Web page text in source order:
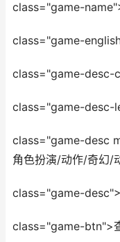
class="game-
class="game-
class="game-desc-
class="game-desc-
class="game-desc
角色扮演/动作/奇幻/
class="game-
class="game-btn">